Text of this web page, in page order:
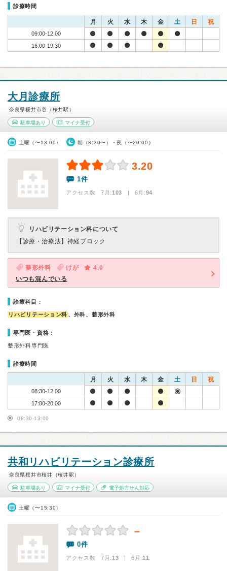
診療時間
月 火 水 木 金 土 日 祝
09:00-12:00
16:00-19:30
大月診療所
奈良県桜井市谷（桜井駅）
駐車場あり マイナ受付
土曜（〜13:00） 朝（8:30〜）・夜（〜20:00）
3.20
1件
アクセス数 7月:103 | 6月:94
リハビリテーション科について
【診療・治療法】 神経ブロック
整形外科 けが
4.0
いつも混んでいる
診療科目：
リハビリテーション科 、外科、整形外科
専門医・資格：
整形外科専門医
診療時間
月 火 水 木 金 土 日 祝
08:30-12:00
17:00-20:00
08:30-13:00
共和リハビリテーション診療所
奈良県桜井市桜井（桜井駅）
駐車場あり マイナ受付 電子処方せん対応
土曜（〜15:30）
－
0件
アクセス数 7月:13 | 6月:11